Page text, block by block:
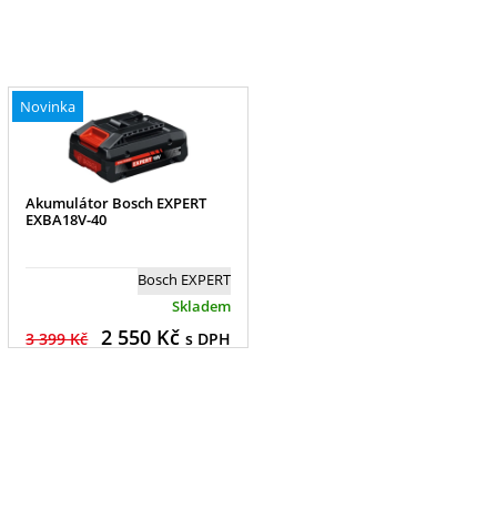
Novinka
Akumulátor Bosch EXPERT
EXBA18V-40
Bosch EXPERT
Skladem
3 399 Kč 2 550Kč s DPH